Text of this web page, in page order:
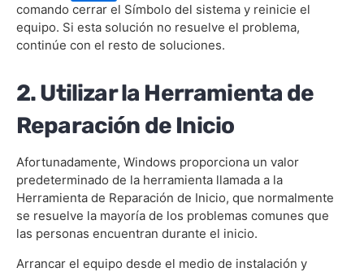
comando cerrar el Símbolo del sistema y reinicie el
equipo. Si esta solución no resuelve el problema,
continúe con el resto de soluciones.
2. Utilizar la Herramienta de
Reparación de Inicio
Afortunadamente, Windows proporciona un valor
predeterminado de la herramienta llamada a la
Herramienta de Reparación de Inicio, que normalmente
se resuelve la mayoría de los problemas comunes que
las personas encuentran durante el inicio.
Arrancar el equipo desde el medio de instalación y